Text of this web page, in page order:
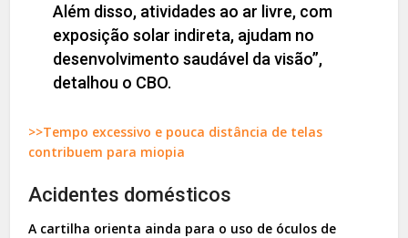
Além disso, atividades ao ar livre, com
exposição solar indireta, ajudam no
desenvolvimento saudável da visão”,
detalhou o CBO.
>>Tempo excessivo e pouca distância de telas
contribuem para miopia
Acidentes domésticos
A cartilha orienta ainda para o uso de óculos de